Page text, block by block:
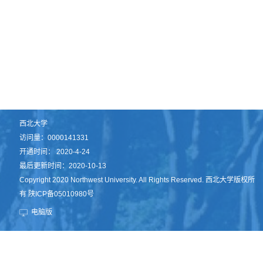
西北大学
访问量：0000141331
开通时间：2020-4-24
最后更新时间：2020-10-13
Copyright 2020 Northwest University. All Rights Reserved. 西北大学版权所
有 陕ICP备05010980号
电脑版